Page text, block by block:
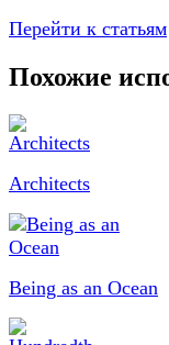
Перейти к статьям
Похожие
Architects
Being as an Ocean